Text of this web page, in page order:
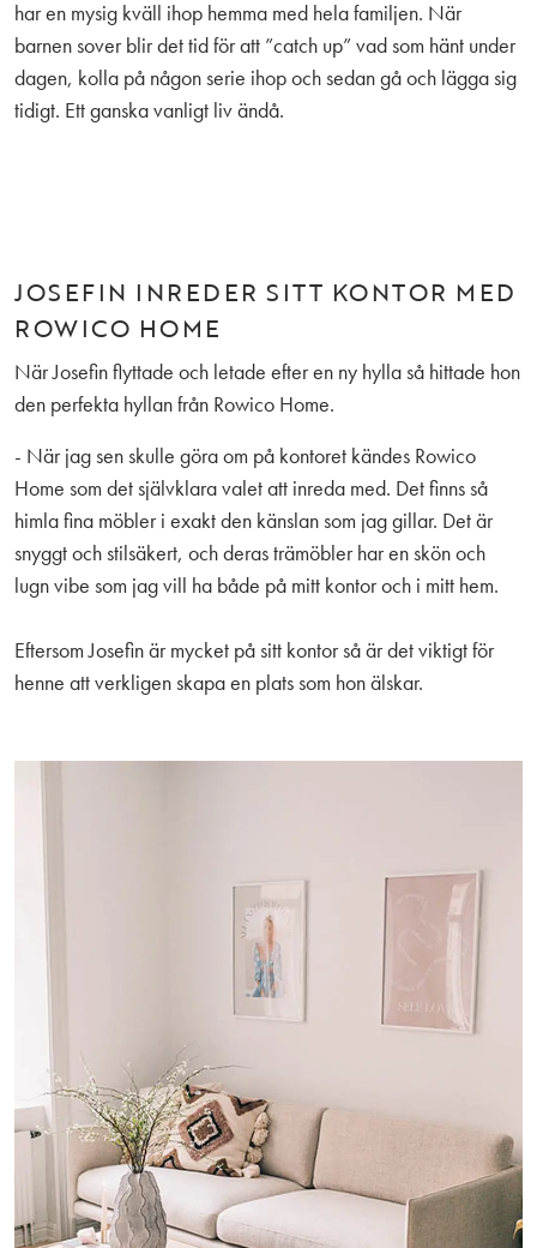
har en mysig kväll ihop hemma med hela familjen. När
barnen sover blir det tid för att ”catch up” vad som hänt under
dagen, kolla på någon serie ihop och sedan gå och lägga sig
tidigt. Ett ganska vanligt liv ändå.
JOSEFIN INREDER SITT KONTOR MED
ROWICO HOME
När Josefin flyttade och letade efter en ny hylla så hittade hon
den perfekta hyllan från Rowico Home.
- När jag sen skulle göra om på kontoret kändes Rowico
Home som det självklara valet att inreda med. Det finns så
himla fina möbler i exakt den känslan som jag gillar. Det är
snyggt och stilsäkert, och deras trämöbler har en skön och
lugn vibe som jag vill ha både på mitt kontor och i mitt hem.
Eftersom Josefin är mycket på sitt kontor så är det viktigt för
henne att verkligen skapa en plats som hon älskar.